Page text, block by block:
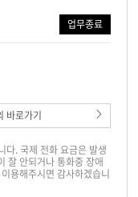
업무종료
바로가기
다. 국제 전화 요금은 발생
잘 안되거나 통화중 장애
용해주시면 감사하겠습니